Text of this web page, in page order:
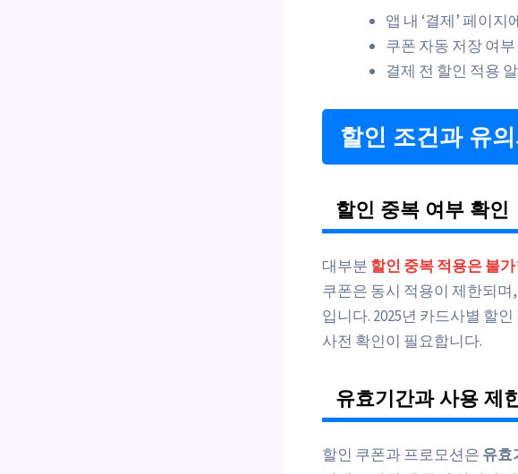
앱 내 ‘결제’ 페이
쿠폰 자동 저장 여
결제 전 할인 적용
할인 조건과 유
할인 중복 여부 확인
대부분 할인 중복 적용은 불가
쿠폰은 동시 적용이 제한되
입니다. 2025년 카드사별 할
사전 확인이 필요합니다.
유효기간과 사용 제
할인 쿠폰과 프로모션은 유효